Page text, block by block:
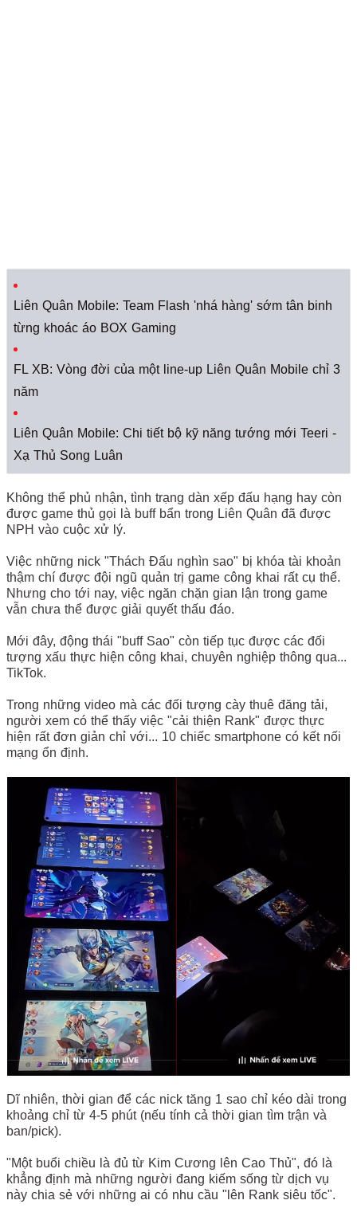
Liên Quân Mobile: Team Flash 'nhá hàng' sớm tân binh
từng khoác áo BOX Gaming
FL XB: Vòng đời của một line-up Liên Quân Mobile chỉ 3
năm
Liên Quân Mobile: Chi tiết bộ kỹ năng tướng mới Teeri -
Xạ Thủ Song Luân
Không thể phủ nhận, tình trạng dàn xếp đấu hạng hay còn
được game thủ gọi là buff bẩn trong Liên Quân đã được
NPH vào cuộc xử lý.
Việc những nick "Thách Đấu nghìn sao" bị khóa tài khoản
thậm chí được đội ngũ quản trị game công khai rất cụ thể.
Nhưng cho tới nay, việc ngăn chặn gian lận trong game
vẫn chưa thể được giải quyết thấu đáo.
Mới đây, động thái "buff Sao" còn tiếp tục được các đối
tượng xấu thực hiện công khai, chuyên nghiệp thông qua...
TikTok.
Trong những video mà các đối tượng cày thuê đăng tải,
người xem có thể thấy việc "cải thiện Rank" được thực
hiện rất đơn giản chỉ với... 10 chiếc smartphone có kết nối
mạng ổn định.
Dĩ nhiên, thời gian để các nick tăng 1 sao chỉ kéo dài trong
khoảng chỉ từ 4-5 phút (nếu tính cả thời gian tìm trận và
ban/pick).
"Một buổi chiều là đủ từ Kim Cương lên Cao Thủ", đó là
khẳng định mà những người đang kiếm sống từ dịch vụ
này chia sẻ với những ai có nhu cầu "lên Rank siêu tốc".